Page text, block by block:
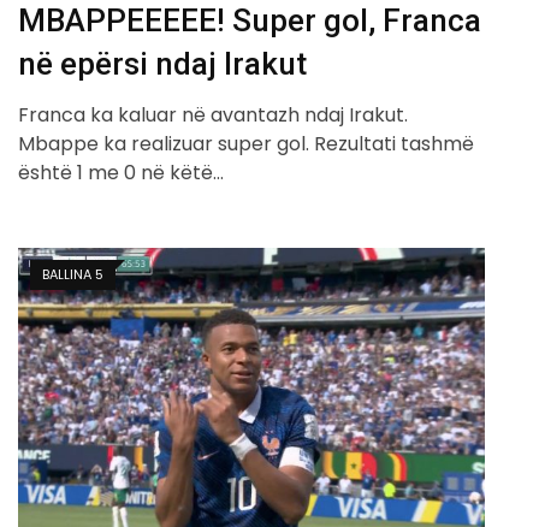
MBAPPEEEEE! Super gol, Franca
në epërsi ndaj Irakut
Franca ka kaluar në avantazh ndaj Irakut.
Mbappe ka realizuar super gol. Rezultati tashmë
është 1 me 0 në këtë…
BALLINA 5